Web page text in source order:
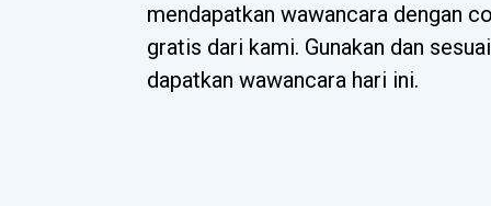
mendapatkan wawancara dengan
gratis dari kami. Gunakan dan
dapatkan wawancara hari ini.